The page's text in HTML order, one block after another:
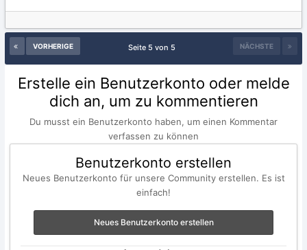
VORHERIGE NÄCHSTE
Seite 5 von 5
Erstelle ein Benutzerkonto oder melde
dich an, um zu kommentieren
Du musst ein Benutzerkonto haben, um einen Kommentar
verfassen zu können
Benutzerkonto erstellen
Neues Benutzerkonto für unsere Community erstellen. Es ist
einfach!
Neues Benutzerkonto erstellen